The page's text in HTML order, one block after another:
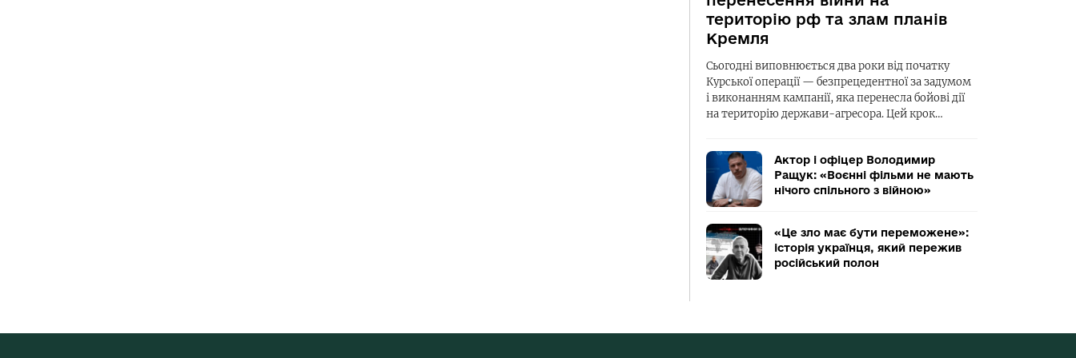
територію рф та злам планів
Кремля
Сьогодні виповнюється два роки від початку
Курської операції — безпрецедентної за задумом
і виконанням кампанії, яка перенесла бойові дії
на територію держави-агресора. Цей крок…
Актор і офіцер Володимир
Ращук: «Воєнні фільми не мають
нічого спільного з війною»
«Це зло має бути переможене»:
історія українця, який пережив
російський полон